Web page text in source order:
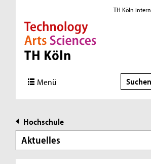
Direkt zur Hauptnavigation
Direkt zur Subnavigation
Direkt zum Inhalt
Direkt zum Fußbereich
TH Köln intern
Menü Suche
Hochschule
Aktuelles